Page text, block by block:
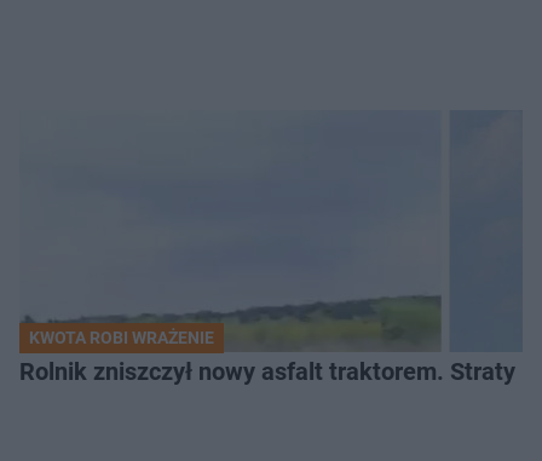
KWOTA ROBI WRAŻENIE
Rolnik zniszczył nowy asfalt traktorem. Straty